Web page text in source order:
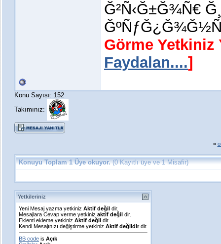
Ğ²Ñ‹Ğ±Ğ¾Ñ€
Görme Yetkiniz
Faydalan....]
Konu Sayısı: 152
Takımınız:
«
Konuyu Toplam 1 Üye okuyor.(0 Kayıtlı üye ve 1 Misafir)
Yetkileriniz
Yeni Mesaj yazma yetkiniz Aktif değil dir.
Mesajlara Cevap verme yetkiniz aktif değil dir.
Eklenti ekleme yetkiniz Aktif değil dir.
Kendi Mesajınızı değiştirme yetkiniz Aktif değildirdir.
BB code is Açık